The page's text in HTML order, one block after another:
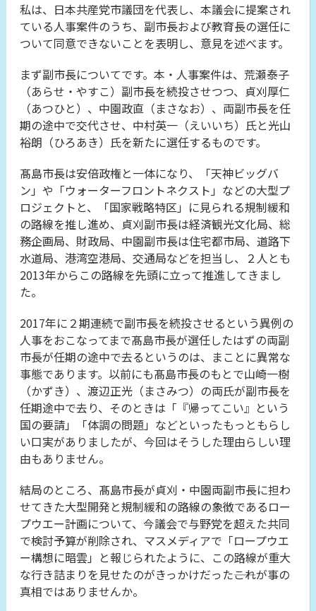
私は、日本共産党市議団を代表し、本議会に提案され
ている人事案件のうち、副市長および教育長の選任に
ついて同意できないことを表明し、意見を述べます。
まず副市長についてです。本・人事案件は、荒瀬泰子
（あらせ・やすこ）副市長を続投させつつ、貞刈厚仁
（あつひと）、中園政直（まさなお）、両副市長を任
期の途中で交代させ、中村英一（えいいち）氏と光山
裕朗（ひろあき）氏を新たに選任するものです。
髙島市長は安倍政権と一体になり、「天神ビッグバ
ン」や「ウォーターフロントネクスト」などの大型プ
ロジェクトと、「国家戦略特区」に見られる規制緩和
の路線を推し進め、貞刈副市長は経済観光文化局、総
務企画局、財政局、中園副市長は住宅都市局、道路下
水道局、港湾空港局、交通局などを担当し、２人とも
2013年からこの路線を先頭に立って推進してきまし
た。
2017年に２期連続で副市長を続投させるという異例の
人事をおこなってまで髙島市長が選任したはずの両副
市長が任期の途中で去るというのは、まことに異常な
事態であります。以前にも髙島市長のもとで山崎一樹
（かずき）、渡辺正光（まさみつ）の両氏が副市長を
任期途中で去り、そのときは「『帰ってこい』という
国の要請」「体調の問題」などといったもっともらし
い口実がありましたが、今回はそうした理由らしい理
由もありません。
結局のところ、髙島市長が貞刈・中園両副市長に担わ
せてきた大型開発と規制緩和の路線の象徴であるロー
プウエー計画について、今議会で与野党を超えた共同
で検討予算が削除され、マスメディアで「ロープウエ
ー構想に暗雲」と報じられたように、この路線が重大
な行き詰まりを見せたのがきっかけだった――これが事の
真相ではありませんか。